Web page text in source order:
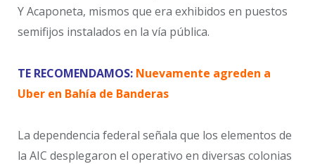
Y Acaponeta, mismos que era exhibidos en puestos
semifijos instalados en la vía pública.
TE RECOMENDAMOS: Nuevamente agreden a
Uber en Bahía de Banderas
La dependencia federal señala que los elementos de
la AIC desplegaron el operativo en diversas colonias